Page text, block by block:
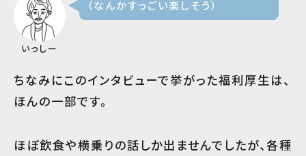
いっしー
（なんかすっごい楽しそう）
ちなみにこのインタビューで挙がった福利厚生は、
ほんの一部です。
ほぼ飲食や横乗りの話しか出ませんでしたが、各種